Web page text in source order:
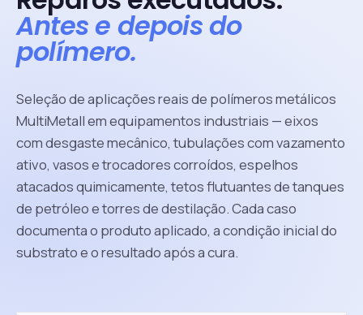
Antes e depois do
polímero.
Seleção de aplicações reais de polímeros metálicos
MultiMetall em equipamentos industriais — eixos
com desgaste mecânico, tubulações com vazamento
ativo, vasos e trocadores corroídos, espelhos
atacados quimicamente, tetos flutuantes de tanques
de petróleo e torres de destilação. Cada caso
documenta o produto aplicado, a condição inicial do
substrato e o resultado após a cura.